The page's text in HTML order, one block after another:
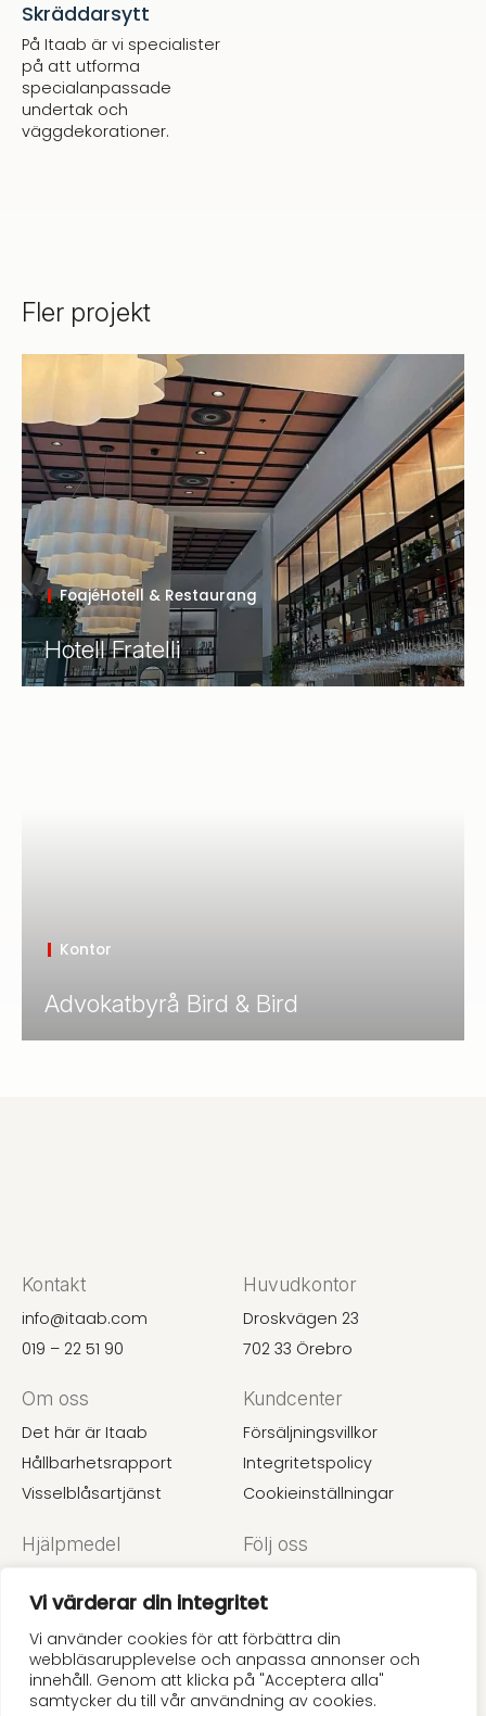
Vi värderar din integritet
Vi använder cookies för att förbättra din
webbläsarupplevelse och anpassa annonser och
innehåll. Genom att klicka på "Acceptera alla"
samtycker du till vår användning av cookies.
Skräddarsytt
På Itaab är vi specialister
på att utforma
specialanpassade
undertak och
väggdekorationer.
Fler projekt
Hotell Fratelli
FoajéHotell & Restaurang
Advokatbyrå Bird & Bird
Kontor
Kontakt
info@itaab.com
019 – 22 51 90
Huvudkontor
Droskvägen 23
702 33 Örebro
Om oss
Det här är Itaab
Hållbarhetsrapport
Visselblåsartjänst
Kundcenter
Försäljningsvillkor
Integritetspolicy
Cookieinställningar
Hjälpmedel
Akustik
Prislista
Följ oss
LinkedIn
Pinterest